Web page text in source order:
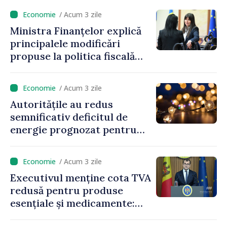
/ Acum 3 zile
Ministra Finanțelor explică
principalele modificări
propuse la politica fiscală
venit
/ Acum 3 zile
Autoritățile au redus
semnificativ deficitul de
energie prognozat pentru
/ Acum 3 zile
Executivul menține cota TVA
redusă pentru produse
esențiale și medicamente: